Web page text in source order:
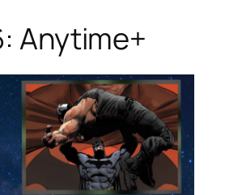
Anytime+